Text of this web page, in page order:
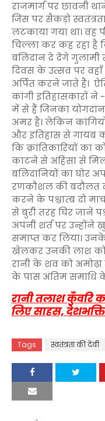
राजमार्ग पर छावनी
जिस पर सैकड़ो
लटकाया गया था। वह
चिल्ला कर कह रहा है
बलिदान दे देंगे गुलामी
दिवस के उत्सव पर वहाँ
अर्पित करने जाते हैं।
कांगी इतिहासकारों
में से हैं जिनका
अमर है। लेकिन
और इतिहास से गायब
कि क्रांतिकारियों का
काटने से अहिंसा से
बलिदानियों का घोर
रणकौशल की बदौलत
करने के पश्चात्ब दो
से बुरी तरह घिर जाने
अपनी शर्त पर उन्होंने
समाप्त कर लिया।
खेलकर उनकी लाश को
रानी के शव को अमोढ़ा
के पास अंतिम समाधि
रानी तलाश कुँवरि
लिए साहस,
Tags स्वतंत्रता की देवी